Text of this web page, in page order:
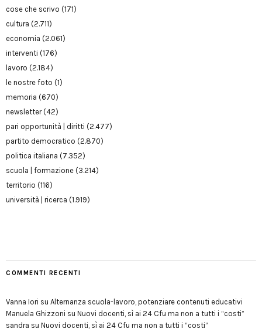
cose che scrivo (171)
cultura (2.711)
economia (2.061)
interventi (176)
lavoro (2.184)
le nostre foto (1)
memoria (670)
newsletter(42)
pari opportunità | diritti (2.477)
partito democratico (2.870)
politica italiana (7.352)
scuola | formazione (3.214)
territorio (116)
università | ricerca (1.919)
COMMENTI RECENTI
Vanna Iori su Alternanza scuola-lavoro, potenziare contenuti educativi
Manuela Ghizzoni su Nuovi docenti, sì ai 24 Cfu ma non a tutti i “costi”
sandra su Nuovi docenti, sì ai 24 Cfu ma non a tutti i “costi”